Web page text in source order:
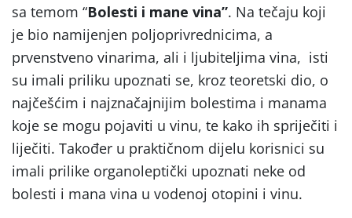
sa temom “Bolesti i mane vina”. Na tečaju koji
je bio namijenjen poljoprivrednicima, a
prvenstveno vinarima, ali i ljubiteljima vina, isti
su imali priliku upoznati se, kroz teoretski dio, o
najčešćim i najznačajnijim bolestima i manama
koje se mogu pojaviti u vinu, te kako ih spriječiti i
liječiti. Također u praktičnom dijelu korisnici su
imali prilike organoleptički upoznati neke od
bolesti i mana vina u vodenoj otopini i vinu.